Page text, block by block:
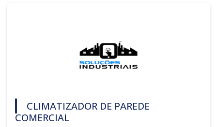
CLIMATIZADOR DE PAREDE
COMERCIAL